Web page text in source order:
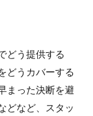
どう提供する
どうカバーする
まった決断を避
どなど、スタッ